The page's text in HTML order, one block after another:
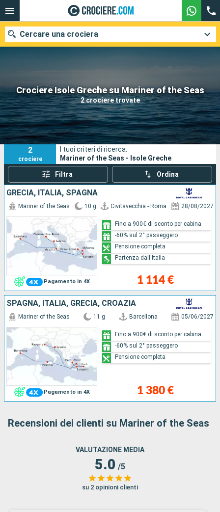
Crociere Isole Greche su Mariner of the Seas
2 crociere trovate
Cercare una crociera
Le nostre destinazioni
Mesi di partenza
Porti Compagnie
Ricerca
2
crociere
I tuoi criteri di ricerca:
Mariner of the Seas - Isole Greche
Filtra Ordina
GRECIA, ITALIA, SPAGNA
Pagamento in 4X
Mariner of the Seas 10 g Civitavecchia - Roma 28/08/2027
1 114 €
Fino a 900€ di sconto per cabina
-60% sul 2° passeggero
Pensione completa
Partenza dall'Italia
SPAGNA, ITALIA, GRECIA, CROAZIA
Pagamento in 4X
Mariner of the Seas 11 g Barcellona 05/06/2027
1 380 €
Fino a 900€ di sconto per cabina
-60% sul 2° passeggero
Pensione completa
Recensioni dei clienti su Mariner of the Seas
VALUTAZIONE MEDIA
5.0 /5
su 2 opinioni clienti